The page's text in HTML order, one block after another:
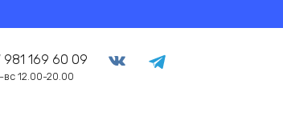
981 169 60 09
вс 12.00-20.00